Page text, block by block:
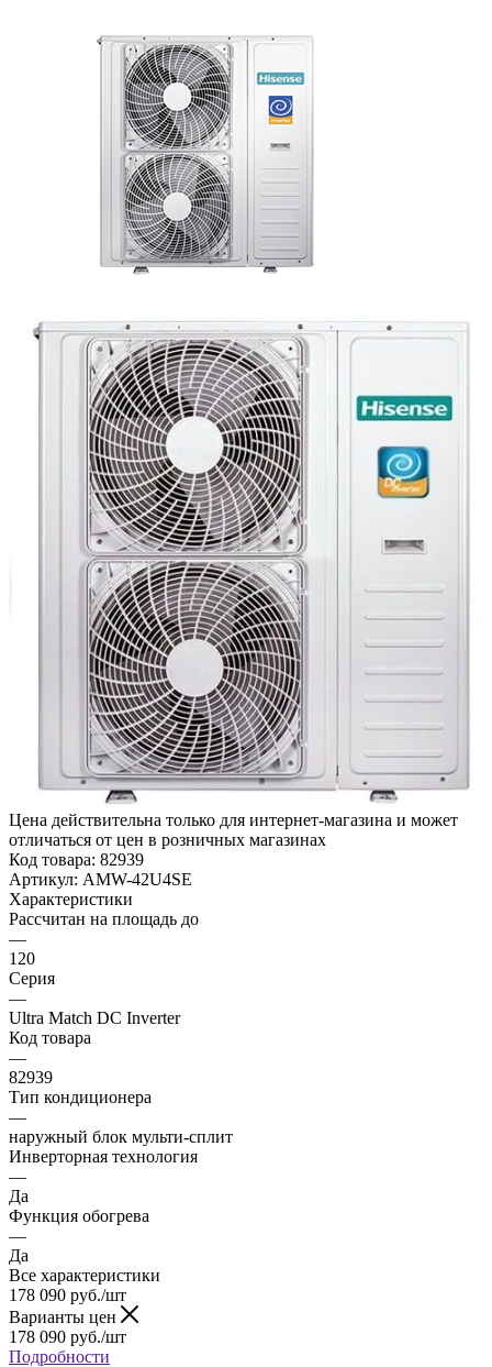
Цена действительна только для интернет-магазина и может
отличаться от цен в розничных магазинах
Код товара: 82939
Артикул: AMW-42U4SE
Характеристики
Рассчитан на площадь до
—
120
Серия
—
Ultra Match DC Inverter
Код товара
—
82939
Тип кондиционера
—
наружный блок мульти-сплит
Инверторная технология
—
Да
Функция обогрева
—
Да
Все характеристики
178 090 руб./шт
Варианты цен
178 090 руб./шт
Подробности